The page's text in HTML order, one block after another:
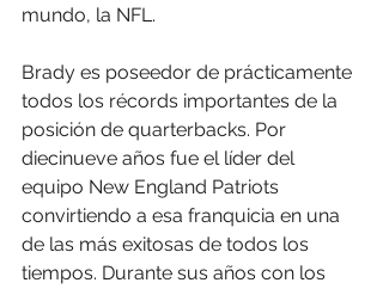
mundo, la NFL.
Brady es poseedor de prácticamente
todos los récords importantes de la
posición de quarterbacks. Por
diecinueve años fue el líder del
equipo New England Patriots
convirtiendo a esa franquicia en una
de las más exitosas de todos los
tiempos. Durante sus años con los